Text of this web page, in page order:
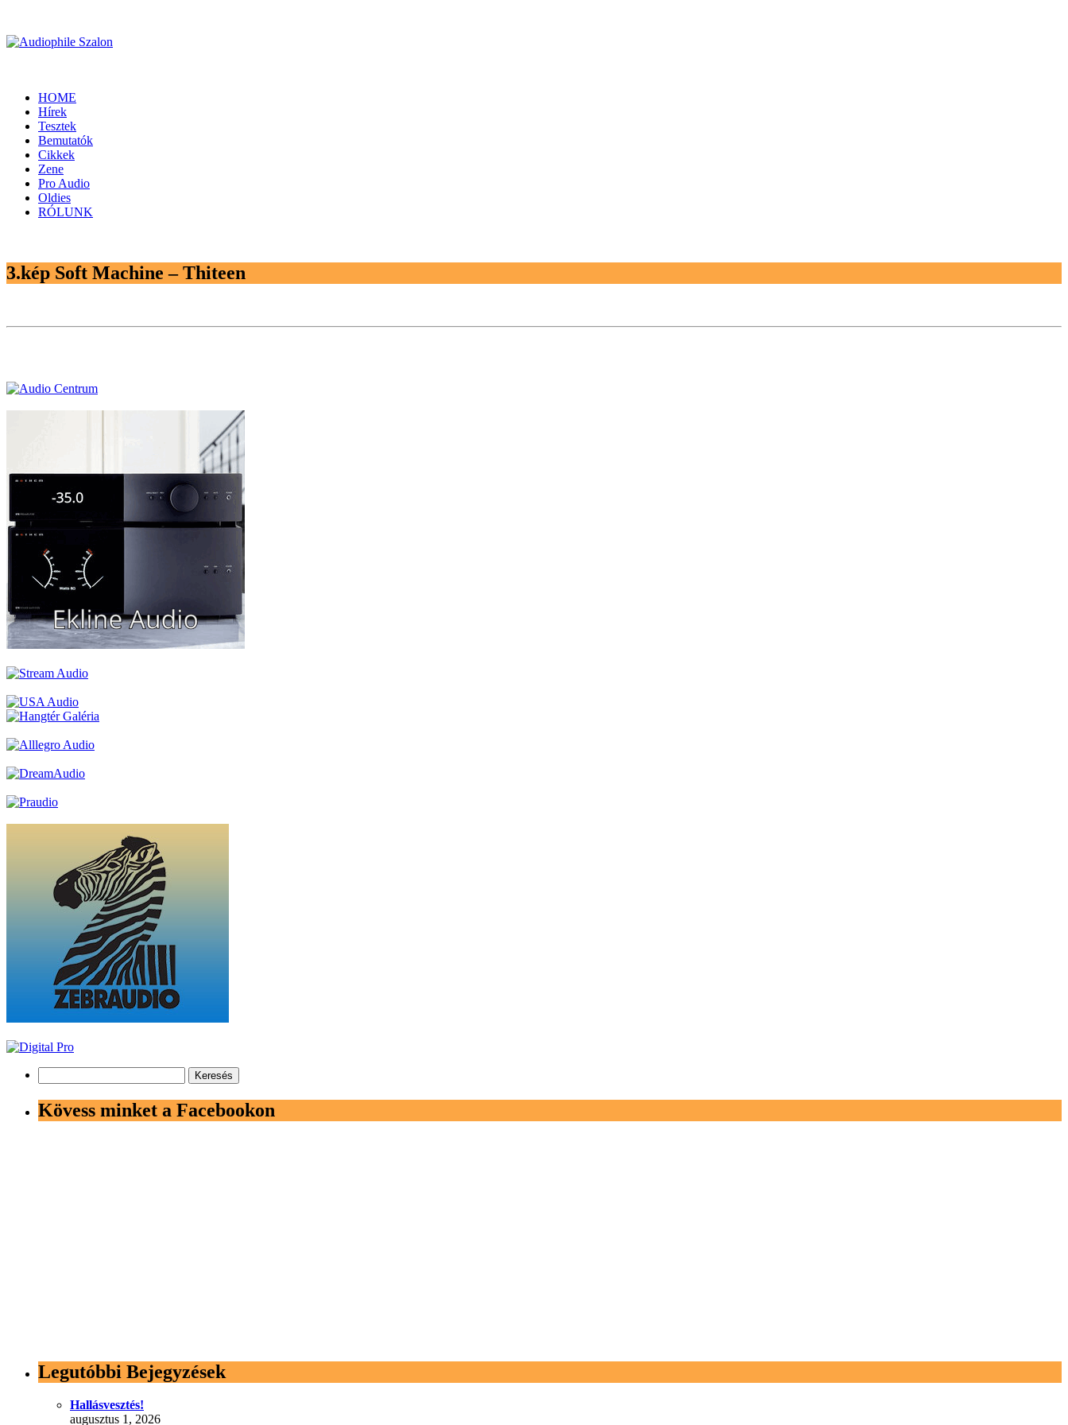
HOME
Hírek
Tesztek
Bemutatók
Cikkek
Zene
Pro Audio
Oldies
RÓLUNK
3.kép Soft Machine – Thiteen
Kövess minket a Facebookon
Legutóbbi Bejegyzések
Hallásvesztés!
augusztus 1, 2026